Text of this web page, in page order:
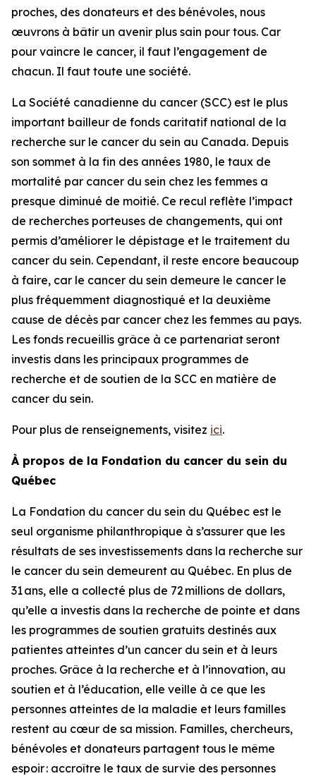
proches, des donateurs et des bénévoles, nous
œuvrons à bâtir un avenir plus sain pour tous. Car
pour vaincre le cancer, il faut l’engagement de
chacun. Il faut toute une société.
La Société canadienne du cancer (SCC) est le plus
important bailleur de fonds caritatif national de la
recherche sur le cancer du sein au Canada. Depuis
son sommet à la fin des années 1980, le taux de
mortalité par cancer du sein chez les femmes a
presque diminué de moitié. Ce recul reflète l’impact
de recherches porteuses de changements, qui ont
permis d’améliorer le dépistage et le traitement du
cancer du sein. Cependant, il reste encore beaucoup
à faire, car le cancer du sein demeure le cancer le
plus fréquemment diagnostiqué et la deuxième
cause de décès par cancer chez les femmes au pays.
Les fonds recueillis grâce à ce partenariat seront
investis dans les principaux programmes de
recherche et de soutien de la SCC en matière de
cancer du sein.
Pour plus de renseignements, visitez ici.
À propos de la Fondation du cancer du sein du
Québec
La Fondation du cancer du sein du Québec est le
seul organisme philanthropique à s’assurer que les
résultats de ses investissements dans la recherche sur
le cancer du sein demeurent au Québec. En plus de
31 ans, elle a collecté plus de 72 millions de dollars,
qu’elle a investis dans la recherche de pointe et dans
les programmes de soutien gratuits destinés aux
patientes atteintes d’un cancer du sein et à leurs
proches. Grâce à la recherche et à l’innovation, au
soutien et à l’éducation, elle veille à ce que les
personnes atteintes de la maladie et leurs familles
restent au cœur de sa mission. Familles, chercheurs,
bénévoles et donateurs partagent tous le même
espoir : accroître le taux de survie des personnes